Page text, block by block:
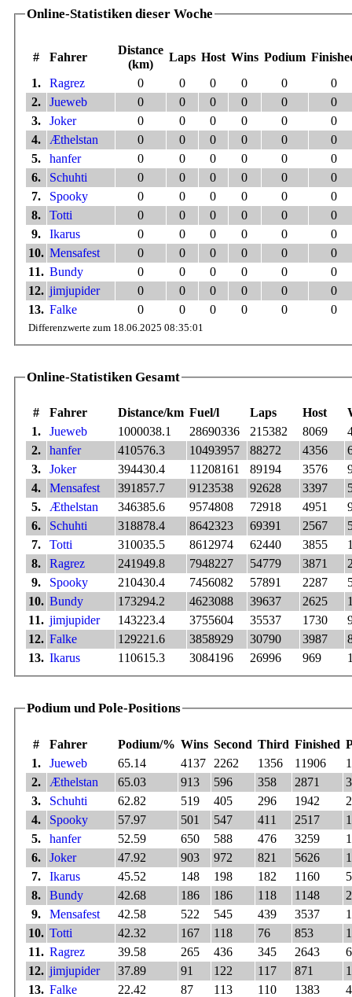
Online-Statistiken dieser Woche
# Fahrer
Distance
(km)
Laps Host Wins Podium
1.
Ragrez 0 0 0 0 0
0
2.
Jueweb 0 0 0 0 0
0
3.
Joker 0 0 0 0 0
0
4.
Æthelstan 0 0 0 0 0
0
5.
hanfer 0 0 0 0 0
0
6.
Schuhti 0 0 0 0 0
0
7.
Spooky 0 0 0 0 0
0
8.
Totti 0 0 0 0 0
0
9.
Ikarus 0 0 0 0 0
0
10. Mensafest 0 0 0 0 0
0
11. Bundy 0 0 0 0 0
0
12. jimjupider 0 0 0 0 0
0
13. Falke 0 0 0 0 0 0
Differenzwerte zum 18.06.2025 08:35:01
Online-Statistiken Gesamt
# Fahrer Distance/km Fuel/l Laps Host
1.
Jueweb 1000038.1 28690336 215382 8069
2.
hanfer 410576.3 10493957 88272 4356
3.
Joker 394430.4 11208161 89194 3576
4.
Mensafest 391857.7 9123538 92628 3397
5.
Æthelstan 346385.6 9574808 72918 4951
6.
Schuhti 318878.4 8642323 69391 2567
7.
Totti 310035.5 8612974 62440 3855
8.
Ragrez 241949.8 7948227 54779 3871
9.
Spooky 210430.4 7456082 57891 2287
10. Bundy 173294.2 4623088 39637 2625
11. jimjupider 143223.4 3755604 35537 1730
12. Falke 129221.6 3858929 30790 3987
13. Ikarus 110615.3 3084196 26996 969
Podium und Pole-Positions
# Fahrer Podium/% Wins Second Third Finished
1.
Jueweb 65.14 4137 2262 1356 11906
2.
Æthelstan 65.03 913 596 358 2871
3.
Schuhti 62.82 519 405 296 1942
4.
Spooky 57.97 501 547 411 2517
5.
hanfer 52.59 650 588 476 3259
6.
Joker 47.92 903 972 821 5626
7.
Ikarus 45.52 148 198 182 1160
8.
Bundy 42.68 186 186 118 1148
9.
Mensafest 42.58 522 545 439 3537
10. Totti 42.32 167 118 76 853
11. Ragrez 39.58 265 436 345 2643
12. jimjupider 37.89 91 122 117 871
13. Falke 22.42 87 113 110 1383